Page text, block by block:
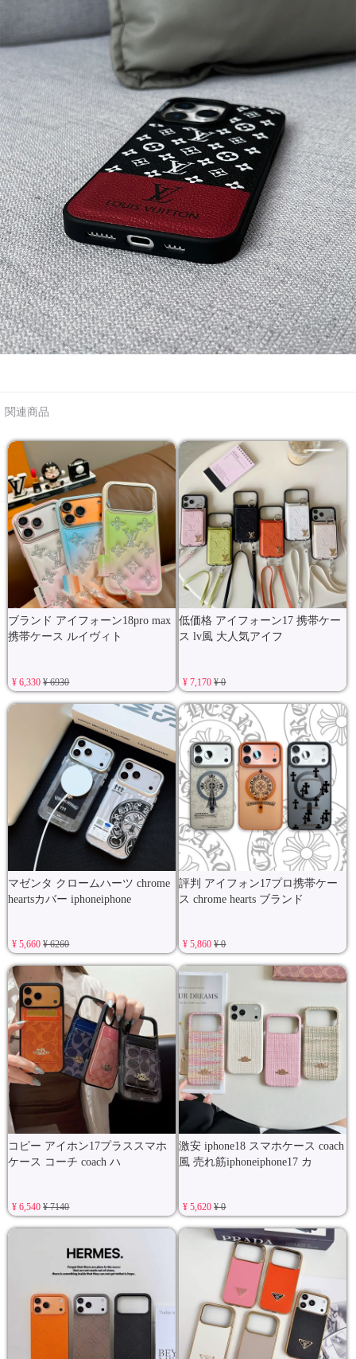
関連商品
ブランド アイフォーン18pro max
携帯ケース ルイヴィト
¥ 6,330¥ 6930
低価格 アイフォーン17 携帯ケー
ス lv風 大人気アイフ
¥ 7,170¥ 0
マゼンタ クロームハーツ chrome
heartsカバー iphoneiphone
¥ 5,660¥ 6260
評判 アイフォン17プロ携帯ケー
ス chrome hearts ブランド
¥ 5,860¥ 0
コピー アイホン17プラススマホ
ケース コーチ coach ハ
¥ 6,540¥ 7140
激安 iphone18 スマホケース coach
風 売れ筋iphoneiphone17 カ
¥ 5,620¥ 0